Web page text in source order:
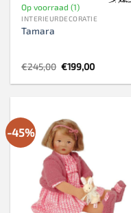
Op voorraad (1)
INTERIEURDECORATIE
Tamara
€245,00 Oorspronkelijke
prijs
was:
€199,00Huidige
is:
-45%